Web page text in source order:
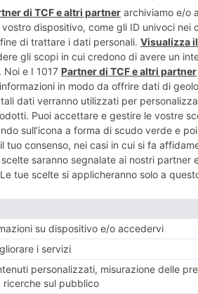
Al
sul